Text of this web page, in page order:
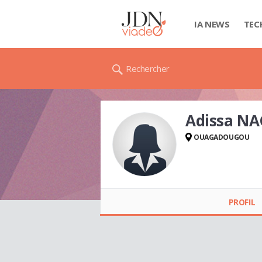
IA NEWS
Rechercher
Adissa
OUAGADOUGOU
PROFIL